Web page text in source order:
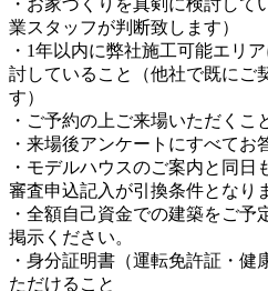
・お家づくりを真剣に検討し
業スタッフが判断致します）
・1年以内に弊社施工可能エリ
討していること（他社で既にご
す）
・ご予約の上ご来場いただくこ
・来場後アンケートにすべてお
・モデルハウスのご案内と同
審査申込記入が引換条件となり
・全額自己資金での建築をご
掲示ください。
・身分証明書（運転免許証・
ただけること